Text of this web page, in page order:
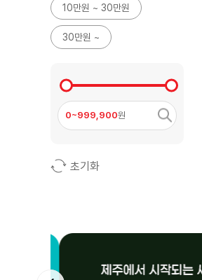
10만원 ~ 30만원
30만원 ~
0~999,900원
초기화